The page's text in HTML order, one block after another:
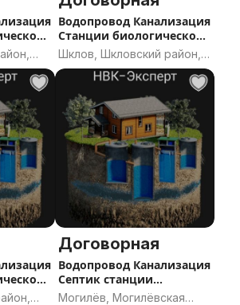
Водопровод Канализация
Станции биологической
очистки септик
Шклов, Шкловский район,
Могилёвская область
Договорная
Водопровод Канализация
Септик станции
биологической очистки
Могилёв, Могилёвская